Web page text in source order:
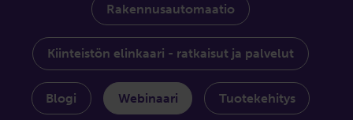
Rakennusautomaatio
Kiinteistön elinkaari - ratkaisut ja palvelut
Blogi Webinaari Tuotekehitys